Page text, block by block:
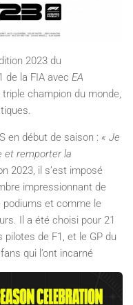
2023 du
de la FIA avec EA
champion du monde,
en début de saison : « Je
et remporter la
2023, il s’est imposé
impressionnant de
podiums et comme le
Il a été choisi pour 21
de F1, et le GP du
qui l’ont incarné